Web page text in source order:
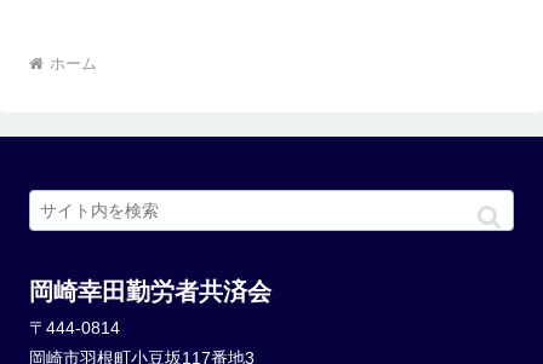
ホーム
岡崎幸田勤労者共済会
〒444-0814
岡崎市羽根町小豆坂117番地3